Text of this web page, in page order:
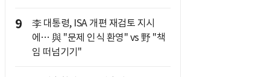
9
李 대통령, ISA 개편 재검토 지시
에… 與 "문제 인식 환영" vs 野 "책
임 떠넘기기"